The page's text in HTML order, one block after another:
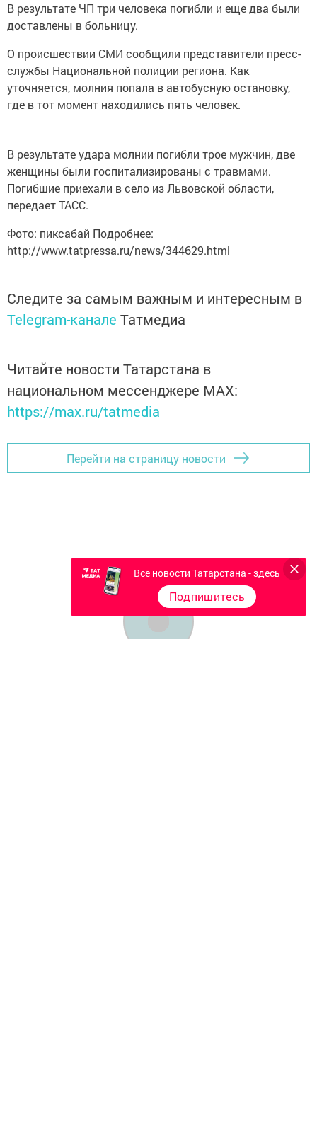
В результате ЧП три человека погибли и еще два были
доставлены в больницу.
О происшествии СМИ сообщили представители пресс-
службы Национальной полиции региона. Как
уточняется, молния попала в автобусную остановку,
где в тот момент находились пять человек.
В результате удара молнии погибли трое мужчин, две
женщины были госпитализированы с травмами.
Погибшие приехали в село из Львовской области,
передает ТАСС.
Фото: пиксабай Подробнее:
http://www.tatpressa.ru/news/344629.html
Следите за самым важным и интересным в
Telegram-канале Татмедиа
Читайте новости Татарстана в
национальном мессенджере MАХ:
https://max.ru/tatmedia
Перейти на страницу новости
Все новости Татарстана - здесь
Подпишитесь